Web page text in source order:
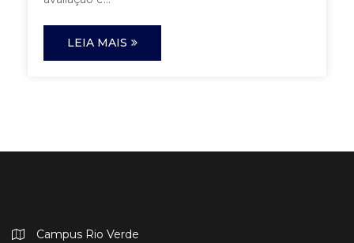
LEIA MAIS
Campus Rio Verde